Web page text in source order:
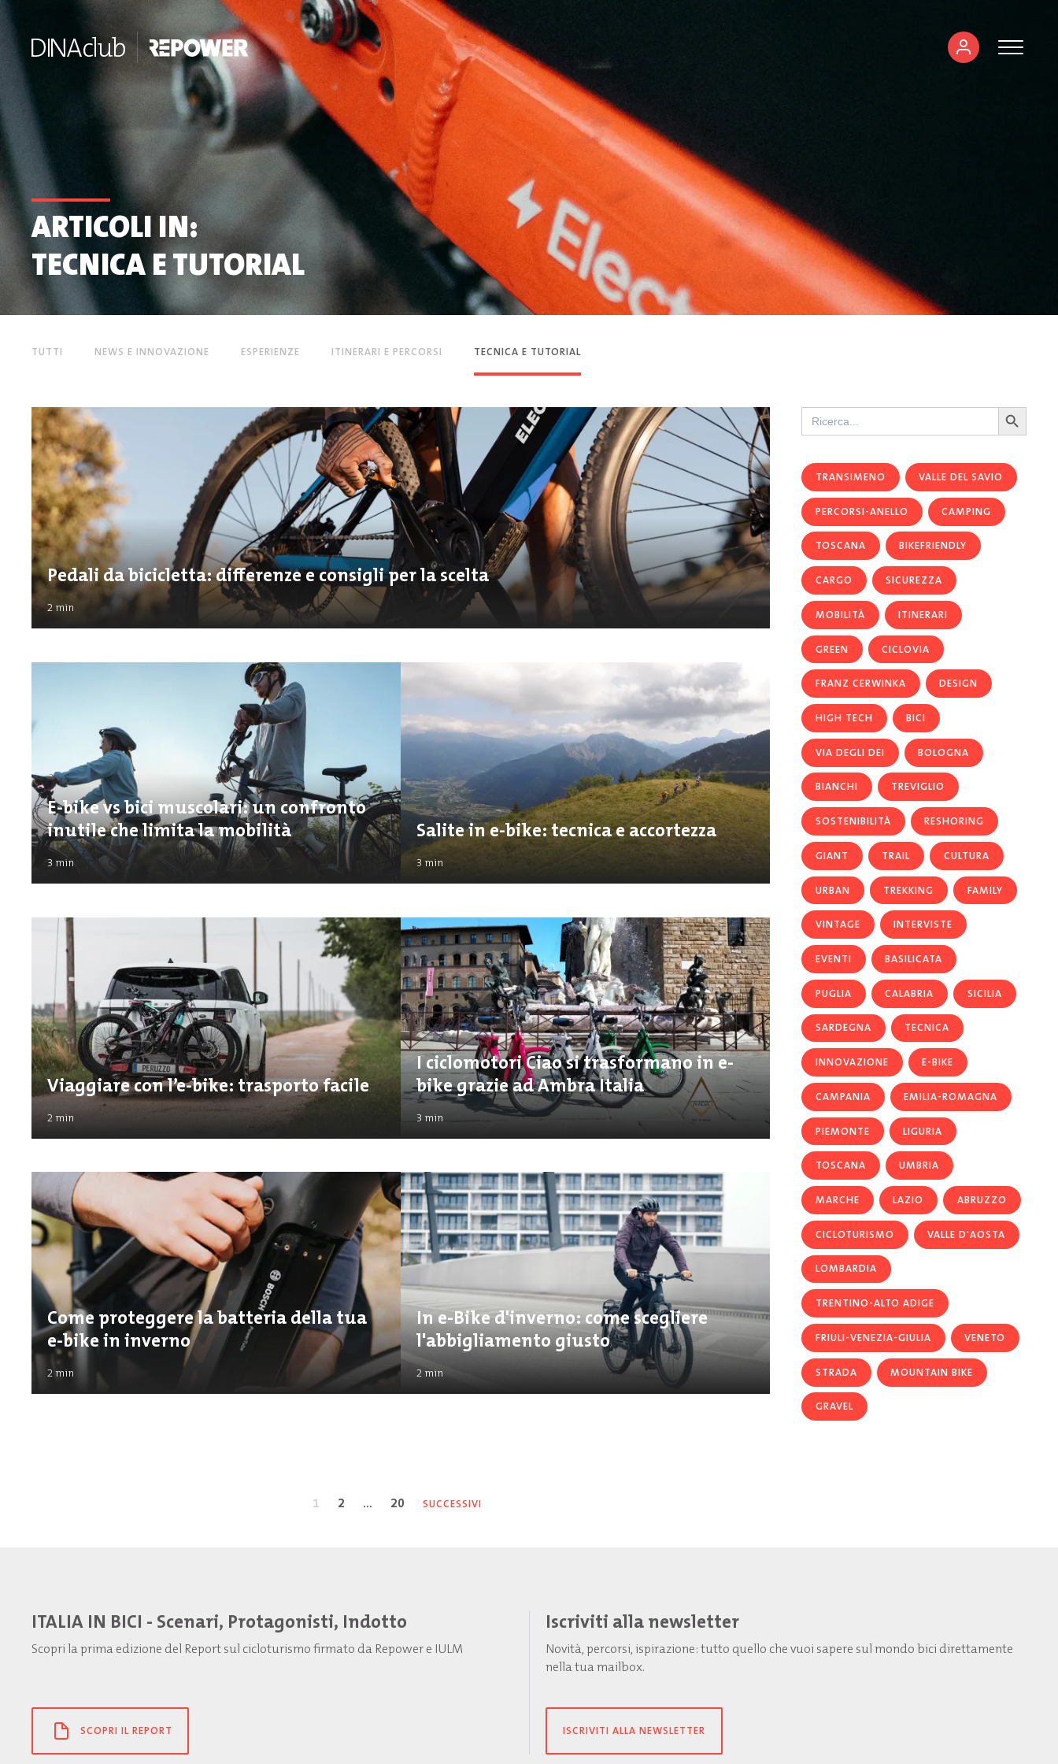
ARTICOLI IN:
TECNICA E TUTORIAL
TUTTI NEWS E INNOVAZIONE ESPERIENZE ITINERARI E PERCORSI TECNICA E TUTORIAL
Pedali da bicicletta: differenze e consigli per la scelta
2 min
E-bike vs bici muscolari: un confronto
inutile che limita la mobilità
3 min
Salite in e-bike: tecnica e accortezza
3 min
Viaggiare con l’e-bike: trasporto facile
2min
I ciclomotori Ciao si trasformano in e-
bike grazie ad Ambra Italia
3 min
Come proteggere la batteria della tua
e-bike in inverno
2min
In e-Bike d'inverno: come scegliere
l'abbigliamento giusto
2 min
Search
for:
Search Button
TRANSIMENO VALLE DEL SAVIO
PERCORSI-ANELLO CAMPING
TOSCANA BIKEFRIENDLY
CARGO SICUREZZA
MOBILITÀ ITINERARI
GREEN CICLOVIA
FRANZ CERWINKA DESIGN
HIGH TECH BICI
VIA DEGLI DEI BOLOGNA
BIANCHI TREVIGLIO
SOSTENIBILITÀ RESHORING
GIANT TRAIL CULTURA
URBAN TREKKING FAMILY
VINTAGE INTERVISTE
EVENTI BASILICATA
PUGLIA CALABRIA SICILIA
SARDEGNA TECNICA
INNOVAZIONE E-BIKE
CAMPANIA EMILIA-ROMAGNA
PIEMONTE LIGURIA
TOSCANA UMBRIA
MARCHE LAZIO ABRUZZO
CICLOTURISMO VALLE D'AOSTA
LOMBARDIA
TRENTINO-ALTO ADIGE
FRIULI-VENEZIA-GIULIA VENETO
STRADA MOUNTAIN BIKE
GRAVEL
1 2 … 20 SUCCESSIVI
ITALIA IN BICI - Scenari, Protagonisti, Indotto
Scopri la prima edizione del Report sul cicloturismo firmato da Repower e IULM
SCOPRI IL REPORT
Iscriviti alla newsletter
Novità, percorsi, ispirazione: tutto quello che vuoi sapere sul mondo bici direttamente
nella tua mailbox.
ISCRIVITI ALLA NEWSLETTER